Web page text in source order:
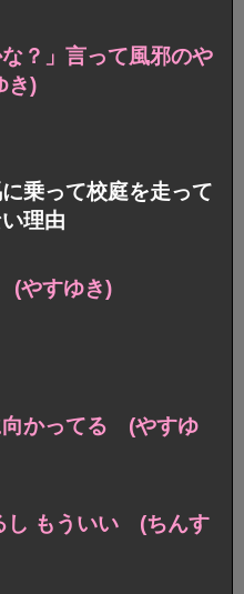
？」言って風邪のや
き)
乗って校庭を走って
理由
(やすゆき)
向かってる (やすゆ
し もういい (ちんす